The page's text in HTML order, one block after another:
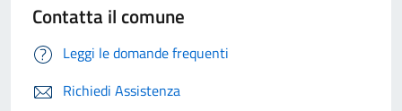
Contatta il comune
Leggi le domande frequenti
Richiedi Assistenza